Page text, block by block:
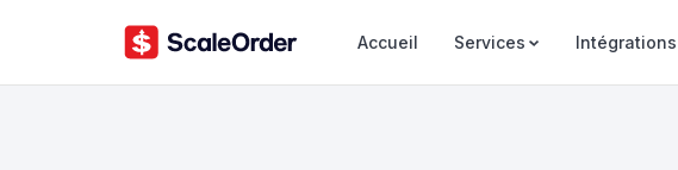
Accueil Services Intégrations